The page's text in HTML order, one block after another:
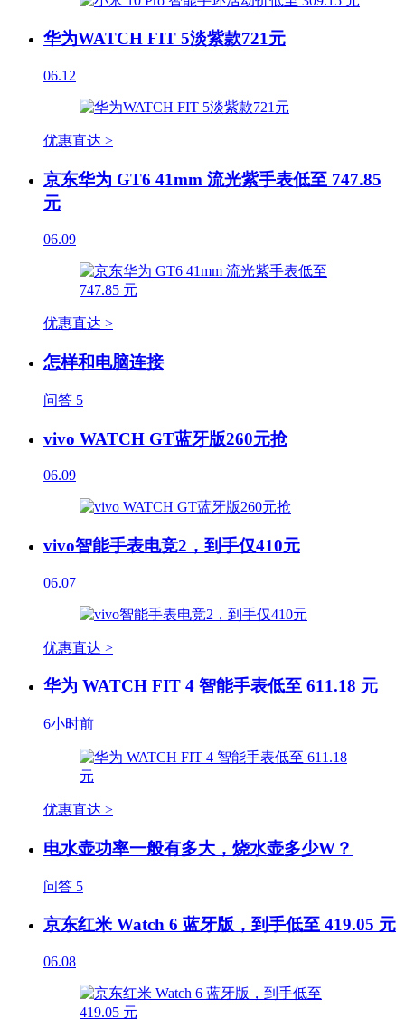
华为WATCH FIT 5淡紫款721元
06.12
优惠直达 >
京东华为 GT6 41mm 流光紫手表低至 747.85
元
06.09
优惠直达 >
怎样和电脑连接
问答 5
vivo WATCH GT蓝牙版260元抢
06.09
vivo智能手表电竞2，到手仅410元
06.07
优惠直达 >
华为 WATCH FIT 4 智能手表低至 611.18 元
6小时前
优惠直达 >
电水壶功率一般有多大，烧水壶多少W？
问答 5
京东红米 Watch 6 蓝牙版，到手低至 419.05 元
06.08